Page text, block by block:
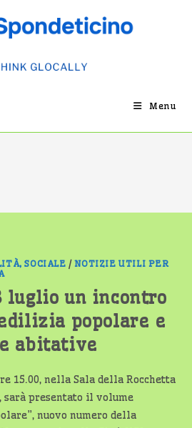
Menu
SOCIALE /NOTIZIE UTILI PER
luglio un incontro
popolare e
abitative
15.00, nella Sala della Rocchetta
sarà presentato il volume
nuovo numero della